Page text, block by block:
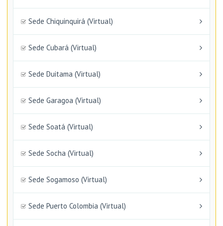
Sede Chiquinquirá (Virtual)
Sede Cubará (Virtual)
Sede Duitama (Virtual)
Sede Garagoa (Virtual)
Sede Soatá (Virtual)
Sede Socha (Virtual)
Sede Sogamoso (Virtual)
Sede Puerto Colombia (Virtual)